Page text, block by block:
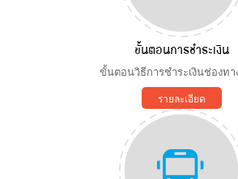
ขั้นตอนการชำระเงิน
ขั้นตอนวิธีการชำระเงินช่องทา
รายละเอียด